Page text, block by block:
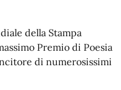
della Stampa
Premio di Poesia
di numerosissimi